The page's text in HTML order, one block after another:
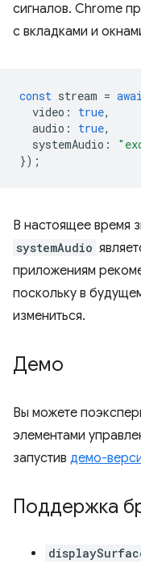
сигналов. Chrome
с вкладками и
const stream =
video : true,
audio : true,
systemAudio :
});
В настоящее время
systemAudio
приложениям
поскольку в
измениться.
Демо
Вы можете
элементами
запустив демо-
Поддержка